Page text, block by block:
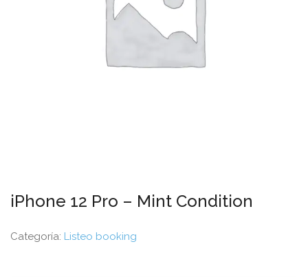
iPhone 12 Pro – Mint Condition
Categoría: Listeo booking